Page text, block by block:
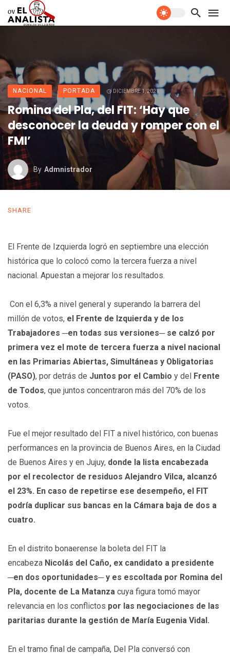
NACIONAL PORTADA DICIEMBRE 1, 2021
Romina del Pla, del FIT: ‘Hay que
desconocer la deuda y romper con el
FMI’
By Admnistrador
SHARE
El Frente de Izquierda logró en septiembre una elección
histórica que lo colocó como la tercera fuerza a nivel
nacional. Apuestan a mejorar los resultados.
Con el 6,3% a nivel general y superando la barrera del
millón de votos, el Frente de Izquierda y de los
Trabajadores ─en todas sus versiones─ se calzó por
primera vez el mote de tercera fuerza a nivel nacional
en las Primarias Abiertas, Simultáneas y Obligatorias
(PASO), por detrás de Juntos por el Cambio y del Frente
de Todos, que juntos concentraron más del 70% de los
votos.
Fue el mejor resultado del FIT a nivel histórico, con buenas
performances en la provincia de Buenos Aires, en la Ciudad
de Buenos Aires y en Jujuy, donde la lista encabezada
por el recolector de residuos Alejandro Vilca, alcanzó
el 23%. En caso de repetirse ese desempeño, el FIT
podría duplicar sus bancas en la Cámara baja de dos a
cuatro.
En el distrito bonaerense la boleta del FIT la
encabeza Nicolás del Caño, ex candidato a presidente
─en dos oportunidades─ y es escoltada por Romina del
Pla, docente de La Matanza cuya figura tomó mayor
relevancia en los conflictos por las negociaciones de las
paritarias durante la gestión de María Eugenia Vidal.
En el tramo final de campaña, Del Pla conversó con